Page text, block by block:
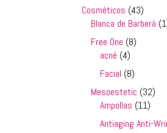
Cosméticos 4343
Blanca de Barberá 1
Free One 88
acné 44
productos
Facial 88
productos
Mesoestetic 3232
Ampollas 1111
Antiaging Anti-